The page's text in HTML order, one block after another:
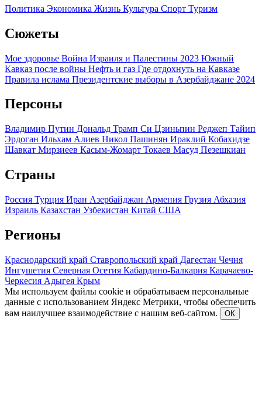
Политика Экономика Жизнь Культура Спорт Туризм
Сюжеты
Мое здоровье Война Израиля и Палестины 2023 Южный
Кавказ после войны Нефть и газ Где отдохнуть на Кавказе
Правила ислама Президентские выборы в Азербайджане 2024
Персоны
Владимир Путин Дональд Трамп Си Цзиньпин Реджеп Тайип
Эрдоган Ильхам Алиев Никол Пашинян Ираклий Кобахидзе
Шавкат Мирзиеев Касым-Жомарт Токаев Масуд Пезешкиан
Страны
Россия Турция Иран Азербайджан Армения Грузия Абхазия
Израиль Казахстан Узбекистан Китай США
Регионы
Краснодарский край Ставропольский край Дагестан Чечня
Ингушетия Северная Осетия Кабардино-Балкария Карачаево-
Черкесия Адыгея Крым
Мы используем файлы cookie и обрабатываем персональные
данные с использованием Яндекс Метрики, чтобы обеспечить
вам наилучшее взаимодействие с нашим веб-сайтом.
ОК